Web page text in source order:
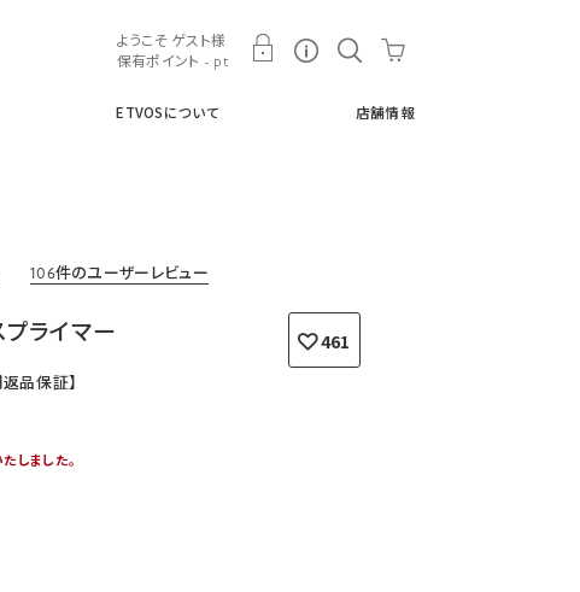
ETVOSについて 店舗情報
ようこそ ゲスト様
保有ポイント - pt
106件のユーザーレビュー
ライマー 461
品保証】
しました。